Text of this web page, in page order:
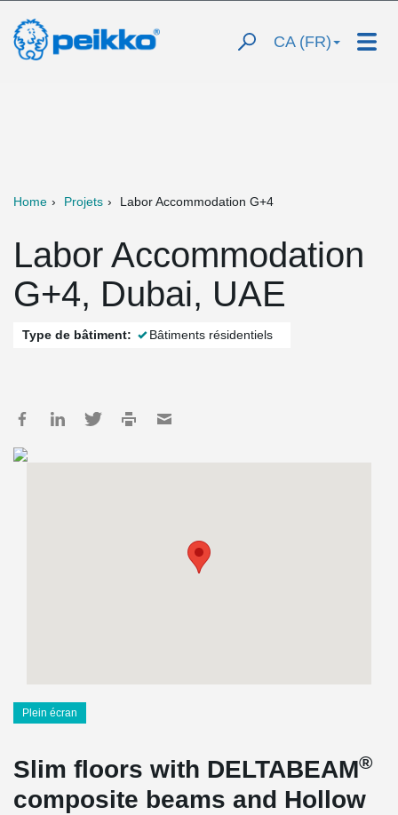
CA (FR)
Home Projets Labor Accommodation G+4
Labor Accommodation
G+4, Dubai, UAE
Type de bâtiment: Bâtiments résidentiels
Plein écran
Slim floors with DELTABEAM®
composite beams and Hollow